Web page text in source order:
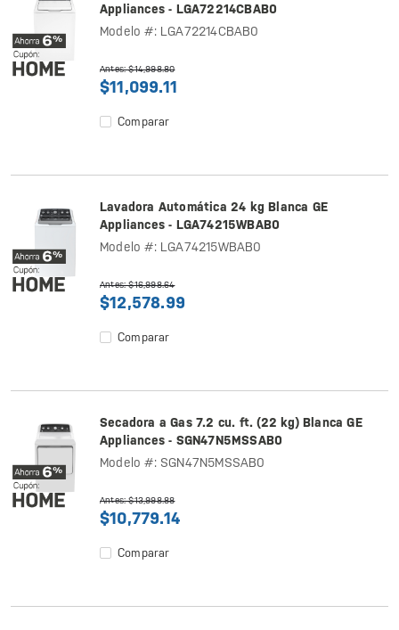
Appliances - LGA72214CBAB0
Modelo #: LGA72214CBAB0
Antes: $14,998.80
$11,099.11
Comparar
Lavadora Automática 24 kg Blanca GE
Appliances - LGA74215WBAB0
Modelo #: LGA74215WBAB0
Antes: $16,998.64
$12,578.99
Comparar
Secadora a Gas 7.2 cu. ft. (22 kg) Blanca GE
Appliances - SGN47N5MSSAB0
Modelo #: SGN47N5MSSAB0
Antes: $13,998.88
$10,779.14
Comparar